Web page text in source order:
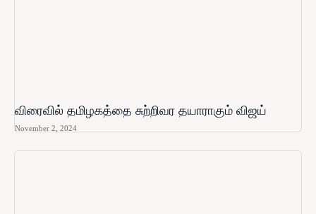
விரைவில் தமிழகத்தை சுற்றிவர தயாராகும் விஜய்
November 2, 2024